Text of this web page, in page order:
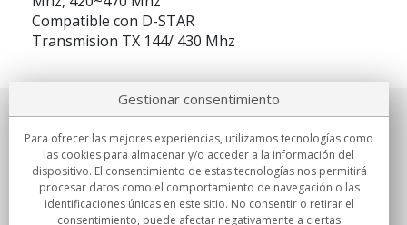
Compatible con D-STAR
Transmision TX 144/ 430 Mhz
Sobre nosotros
Compromisos
Compras
Gestionar consentimiento
Para ofrecer las mejores experiencias, utilizamos tecnologías como
las cookies para almacenar y/o acceder a la información del
dispositivo. El consentimiento de estas tecnologías nos permitirá
procesar datos como el comportamiento de navegación o las
identificaciones únicas en este sitio. No consentir o retirar el
consentimiento, puede afectar negativamente a ciertas